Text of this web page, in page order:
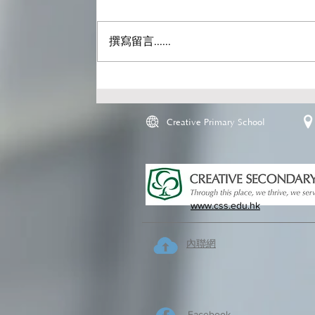
撰寫留言......
Creative Primary School
www.css.edu.hk
內聯網